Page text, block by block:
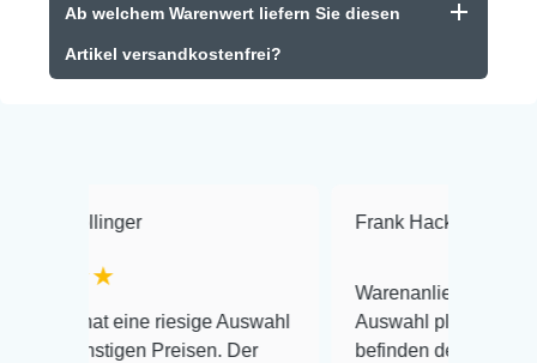
Ab welchem Warenwert liefern Sie diesen
Artikel versandkostenfrei?
riesige Auswahl
Preisen. Der
Frank Hackmayer
Warenanlieferung Top und die
Auswahl plus gesundheitliches
befinden der Fische einwandfrei.